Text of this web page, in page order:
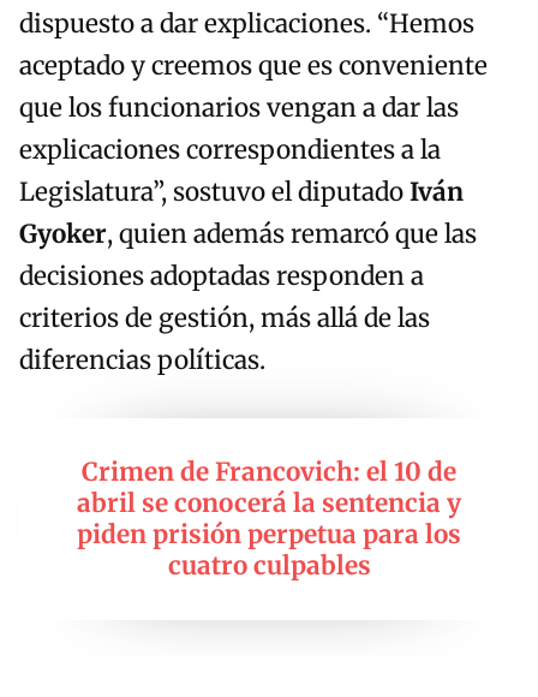
dispuesto a dar explicaciones. “Hemos
aceptado y creemos que es conveniente
que los funcionarios vengan a dar las
explicaciones correspondientes a la
Legislatura”, sostuvo el diputadoIván
Gyoker, quien además remarcó que las
decisiones adoptadas responden a
criterios de gestión, más allá de las
diferencias políticas.
Crimen de Francovich: el 10 de
abril se conocerá la sentencia y
piden prisión perpetua para los
cuatro culpables